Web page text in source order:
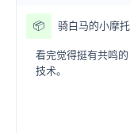
📦 骑白马的小摩托
看完觉得挺有共鸣
技术。